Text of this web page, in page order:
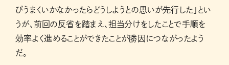
びうまくいかなかったらどうしようとの思いが先行した」とい
うが、前回の反省を踏まえ、担当分けをしたことで手順を
効率よく進めることができたことが勝因につながったよう
だ。